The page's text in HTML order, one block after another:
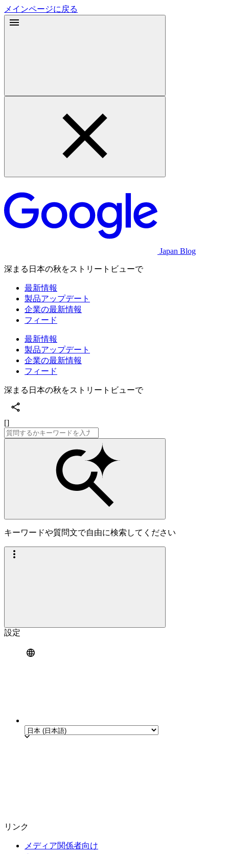
メインページに戻る
Japan Blog
深まる日本の秋をストリートビューで
最新情報
製品アップデート
企業の最新情報
フィード
最新情報
製品アップデート
企業の最新情報
フィード
深まる日本の秋をストリートビューで
[]
キーワードや質問文で自由に検索してください
設定
リンク
メディア関係者向け